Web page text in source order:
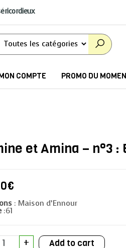
COMPTE PROMO DU
et Amina – n°3
€
: Maison d’Ennour
:61
+ Add to cart